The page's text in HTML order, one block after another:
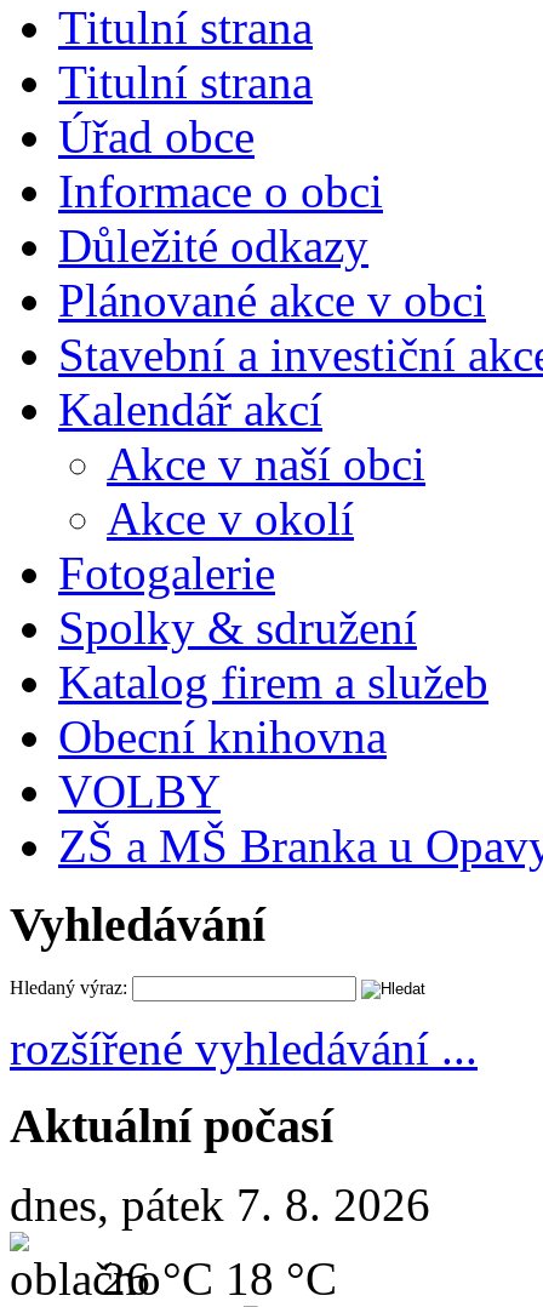
Titulní strana
Titulní strana
Úřad obce
Informace o obci
Důležité odkazy
Plánované akce v obci
Stavební a investiční
Kalendář akcí
Akce v naší obci
Akce v okolí
Fotogalerie
Spolky & sdružení
Katalog firem a služeb
Obecní knihovna
VOLBY
ZŠ a MŠ Branka u
Vyhledávání
Hledaný výraz:
rozšířené vyhledávání ...
Aktuální počasí
dnes, pátek 7. 8. 2026
26 °C 18 °C